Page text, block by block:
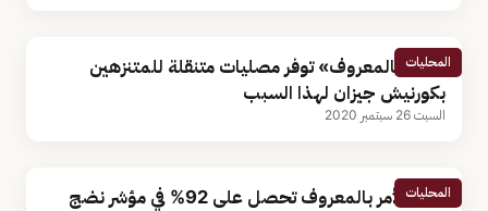
المحليات
«الأمر بالمعروف» توفر مصليات متنقلة للمتنزهين
بكورنيش جيزان لهذا السبب
السبت 26 سبتمبر 2020
المحليات
هيئة الأمر بالمعروف تحصل على 92% في مؤشر نضج